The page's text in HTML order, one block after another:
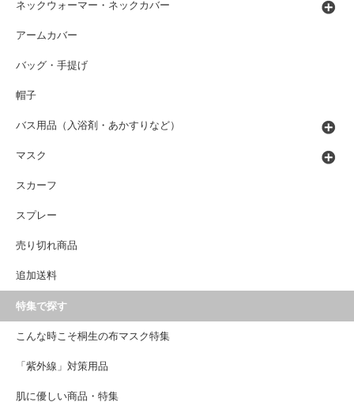
ネックウォーマー・ネックカバー
アームカバー
バッグ・手提げ
帽子
バス用品（入浴剤・あかすりなど）
マスク
スカーフ
スプレー
売り切れ商品
追加送料
特集で探す
こんな時こそ桐生の布マスク特集
「紫外線」対策用品
肌に優しい商品・特集